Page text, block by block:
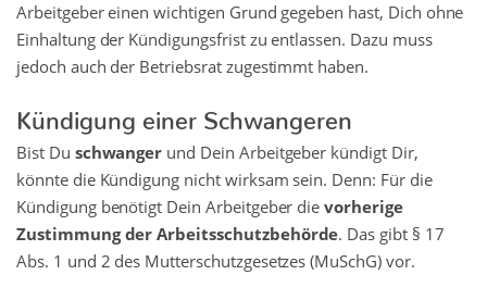
Arbeitgeber einen wichtigen Grund gegeben hast, Dich ohne
Einhaltung der Kündigungsfrist zu entlassen. Dazu muss
jedoch auch der Betriebsrat zugestimmt haben.
Kündigung einer Schwangeren
Bist Du schwanger und Dein Arbeitgeber kündigt Dir,
könnte die Kündigung nicht wirksam sein. Denn: Für die
Kündigung benötigt Dein Arbeitgeber dievorherige
Zustimmung der Arbeitsschutzbehörde. Das gibt § 17
Abs. 1 und 2 des Mutterschutzgesetzes (MuSchG) vor.